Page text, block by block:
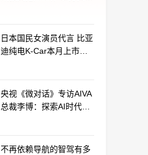
日本国民女演员代言 比亚
迪纯电K-Car本月上市：
央视《微对话》专访AIVA
总裁李博：探索AI时代汽
不再依赖导航的智驾有多